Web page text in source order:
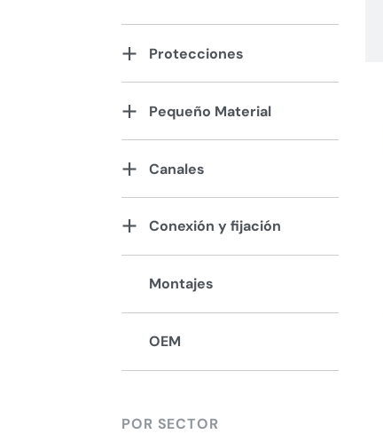
Protecciones
Pequeño Material
Canales
Conexión y fijación
Montajes
OEM
POR SECTOR